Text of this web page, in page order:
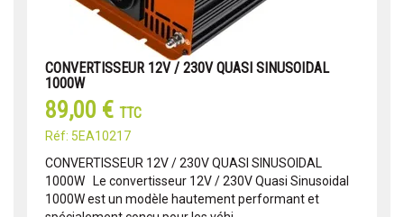
CONVERTISSEUR 12V / 230V QUASI SINUSOIDAL
1000W
89,00 € TTC
Réf: 5EA10217
CONVERTISSEUR 12V / 230V QUASI SINUSOIDAL
1000W Le convertisseur 12V / 230V Quasi Sinusoidal
1000W est un modèle hautement performant et